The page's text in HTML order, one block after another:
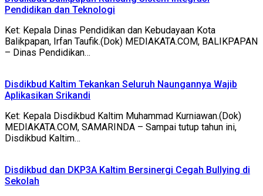
Pendidikan dan Teknologi
Ket: Kepala Dinas Pendidikan dan Kebudayaan Kota
Balikpapan, Irfan Taufik.(Dok) MEDIAKATA.COM, BALIKPAPAN
– Dinas Pendidikan…
Disdikbud Kaltim Tekankan Seluruh Naungannya Wajib
Aplikasikan Srikandi
Ket: Kepala Disdikbud Kaltim Muhammad Kurniawan.(Dok)
MEDIAKATA.COM, SAMARINDA – Sampai tutup tahun ini,
Disdikbud Kaltim…
Disdikbud dan DKP3A Kaltim Bersinergi Cegah Bullying di
Sekolah